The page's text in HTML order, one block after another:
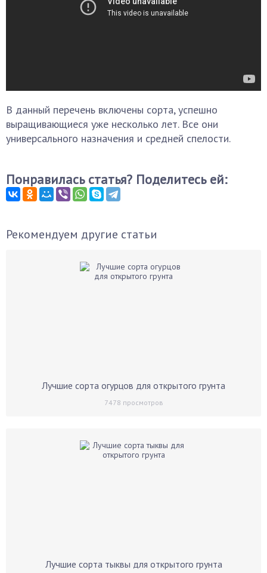
В данный перечень включены сорта, успешно
выращивающиеся уже несколько лет. Все они
универсального назначения и средней спелости.
Понравилась статья? Поделитесь ей:
Рекомендуем другие статьи
Лучшие сорта огурцов для открытого грунта
7478 просмотров
Лучшие сорта тыквы для открытого грунта